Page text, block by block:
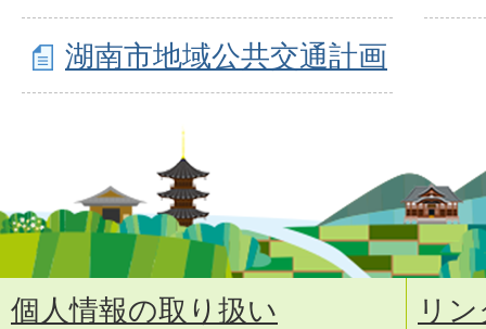
湖南市地域公共交通計画
個人情報の取り扱い
リ